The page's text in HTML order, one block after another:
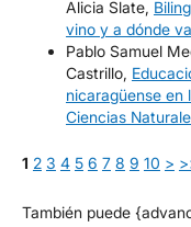
Alicia Slate,
vino y a dónde
Pablo Samuel
Castrillo,
nicaragüense en
Ciencias
1 2 3 4 5 6 7 8 9 10 >
También puede